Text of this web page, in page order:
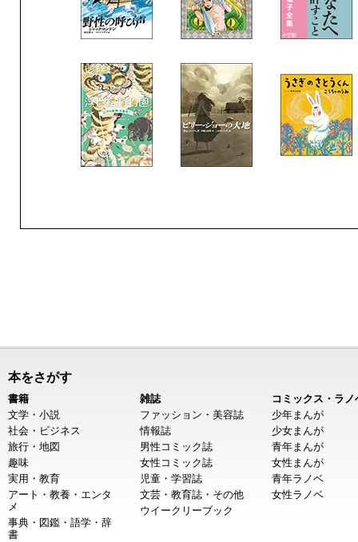
本をさがす
書籍
文学・小説
社会・ビジネス
旅行・地図
趣味
実用・教育
アート・教養・エンタ
メ
事典・図鑑・語学・辞
書
雑誌
ファッション・美容誌
情報誌
男性コミック誌
女性コミック誌
児童・学習誌
文芸・教育誌・その他
ウイークリーブック
コミックス・ラノ
少年まんが
少女まんが
青年まんが
女性まんが
青年ラノベ
女性ラノベ